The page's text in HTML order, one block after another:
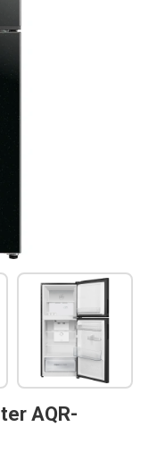
AQR-